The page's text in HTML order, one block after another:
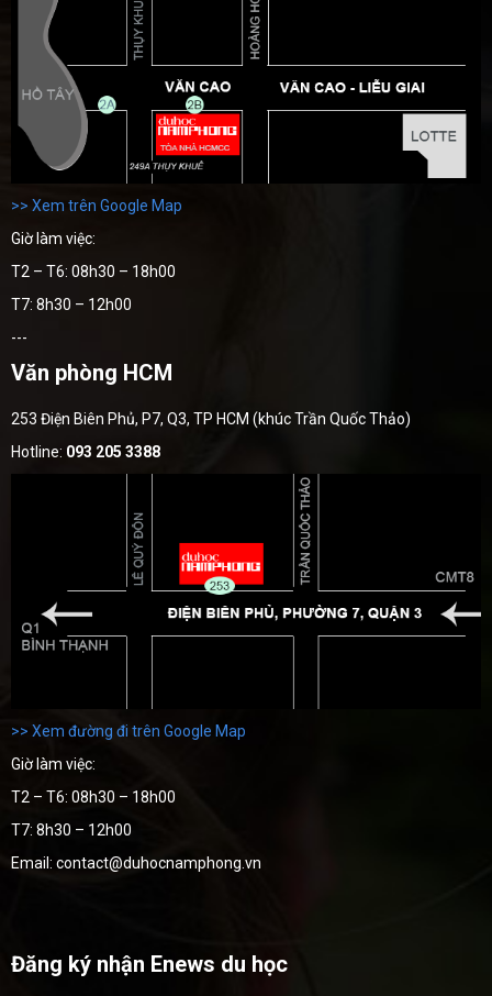
>> Xem trên Google Map
Giờ làm việc:
T2 – T6: 08h30 – 18h00
T7: 8h30 – 12h00
---
Văn phòng HCM
253 Điện Biên Phủ, P7, Q3, TP HCM (khúc Trần Quốc Thảo)
Hotline: 093 205 3388
>> Xem đường đi trên Google Map
Giờ làm việc:
T2 – T6: 08h30 – 18h00
T7: 8h30 – 12h00
Email: contact@duhocnamphong.vn
Đăng ký nhận Enews du học